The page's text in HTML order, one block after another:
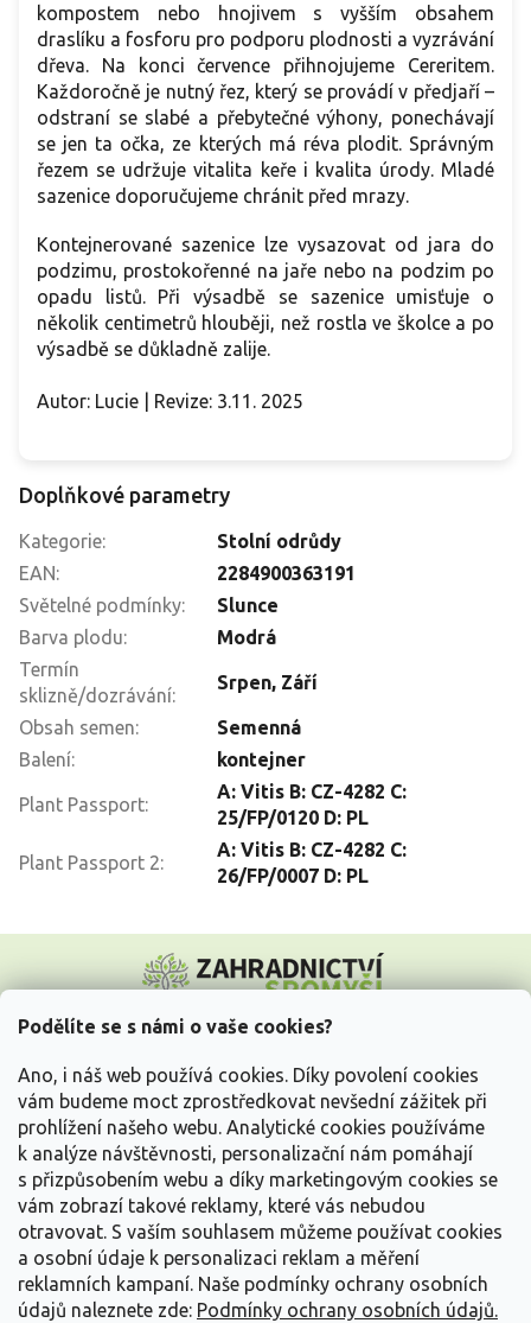
Podělíte se s námi o vaše cookies?
Ano, i náš web používá cookies. Díky povolení cookies
vám budeme moct zprostředkovat nevšední zážitek při
prohlížení našeho webu. Analytické cookies používáme
k analýze návštěvnosti, personalizační nám pomáhají
s přizpůsobením webu a díky marketingovým cookies se
vám zobrazí takové reklamy, které vás nebudou
otravovat. S vaším souhlasem můžeme používat cookies
a osobní údaje k personalizaci reklam a měření
reklamních kampaní. Naše podmínky ochrany osobních
údajů naleznete zde: Podmínky ochrany osobních údajů.
kompostem nebo hnojivem s vyšším obsahem
draslíku a fosforu pro podporu plodnosti a vyzrávání
dřeva. Na konci července přihnojujeme Cereritem.
Každoročně je nutný řez, který se provádí v předjaří –
odstraní se slabé a přebytečné výhony, ponechávají
se jen ta očka, ze kterých má réva plodit. Správným
řezem se udržuje vitalita keře i kvalita úrody. Mladé
sazenice doporučujeme chránit před mrazy.
Kontejnerované sazenice lze vysazovat od jara do
podzimu, prostokořenné na jaře nebo na podzim po
opadu listů. Při výsadbě se sazenice umisťuje o
několik centimetrů hlouběji, než rostla ve školce a po
výsadbě se důkladně zalije.
Autor: Lucie | Revize: 3.11. 2025
Doplňkové parametry
Kategorie:
Stolní odrůdy
EAN:
2284900363191
Světelné podmínky:
Slunce
Barva plodu:
Modrá
Termín
sklizně/dozrávání:
Srpen, Září
Obsah semen:
Semenná
Balení: kontejner
Plant Passport:
A: Vitis B: CZ-4282 C:
25/FP/0120 D: PL
Plant Passport 2:
A: Vitis B: CZ-4282 C:
26/FP/0007 D: PL
p
Vše o nákupu
Informace pro Vás
Kontakujte nás